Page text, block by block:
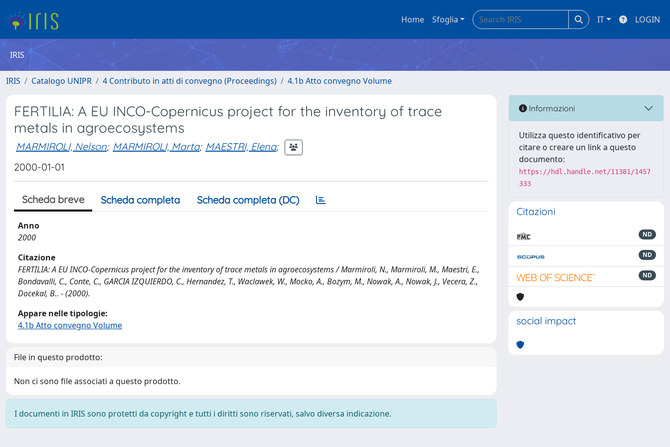
Home Sfoglia IT LOGIN
IRIS
IRIS Catalogo UNIPR 4 Contributo in atti di convegno (Proceedings) 4.1b Atto convegno Volume
FERTILIA: A EU INCO-Copernicus project for the inventory of trace
metals in agroecosystems
MARMIROLI, Nelson; MARMIROLI, Marta; MAESTRI, Elena;
2000-01-01
Scheda breve Scheda completa Scheda completa (DC)
Anno
2000
Citazione
FERTILIA: A EU INCO-Copernicus project for the inventory of trace metals in agroecosystems / Marmiroli, N., Marmiroli, M., Maestri, E.,
Bondavalli, C., Conte, C., GARCIA IZQUIERDO, C., Hernandez, T., Waclawek, W., Mocko, A., Bozym, M., Nowak, A., Nowak, J., Vecera, Z.,
Docekal, B.. - (2000).
Appare nelle tipologie:
4.1b Atto convegno Volume
File in questo prodotto:
Non ci sono file associati a questo prodotto.
I documenti in IRIS sono protetti da copyright e tutti i diritti sono riservati, salvo diversa indicazione.
Informazioni
Utilizza questo identificativo per
citare o creare un link a questo
documento:
https://hdl.handle.net/11381/1457
333
Citazioni
ND
ND
ND
social impact